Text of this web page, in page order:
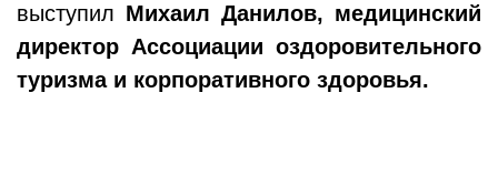
выступил Михаил Данилов, медицинский
директор Ассоциации оздоровительного
туризма и корпоративного здоровья.